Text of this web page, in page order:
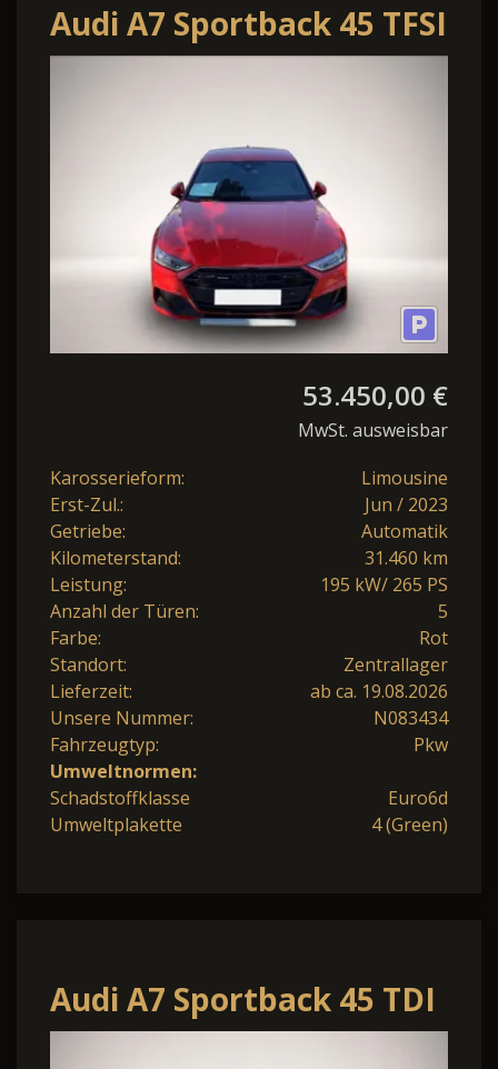
Audi A7 Sportback 45 TFSI
Q S tronic
53.450,00 €
MwSt. ausweisbar
Karosserieform:
Limousine
Erst-Zul.:
Jun / 2023
Getriebe:
Automatik
Kilometerstand:
31.460 km
Leistung:
195 kW/ 265 PS
Anzahl der Türen:
5
Farbe:
Rot
Standort:
Zentrallager
Lieferzeit:
ab ca. 19.08.2026
Unsere Nummer:
N083434
Fahrzeugtyp:
Pkw
Umweltnormen:
Schadstoffklasse
Euro6d
Umweltplakette
4 (Green)
Audi A7 Sportback 45 TDI
qu. S-tronic S-Line